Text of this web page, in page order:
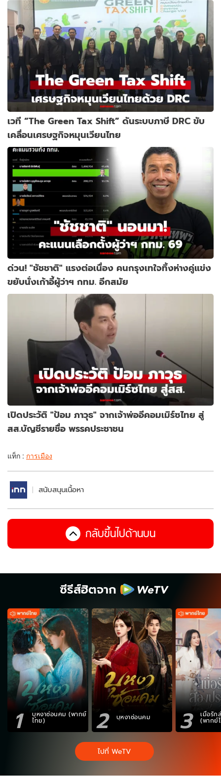
เวที “The Green Tax Shift” ดันระบบภาษี DRC ขับ
เคลื่อนเศรษฐกิจหมุนเวียนไทย
ด่วน! "ชัชชาติ" แรงต่อเนื่อง คนกรุงเทใจทิ้งห่างคู่แข่ง
ขยับนั่งเก้าอี้ผู้ว่าฯ กทม. อีกสมัย
เปิดประวัติ "ป้อม ภาวุธ" จากเจ้าพ่ออีคอมเมิร์ซไทย สู่
สส.บัญชีรายชื่อ พรรคประชาชน
แท็ก : การเมือง
สนับสนุนเนื้อหา
กลับขึ้นไปด้านบน
ซีรีส์ฮิตจาก
1 บุหงาซ่อนคม (พากย์
ไทย) 2 บุหงาซ่อนคม 3 เมื่อรัก
(พากย์
ไปที่ WeTV